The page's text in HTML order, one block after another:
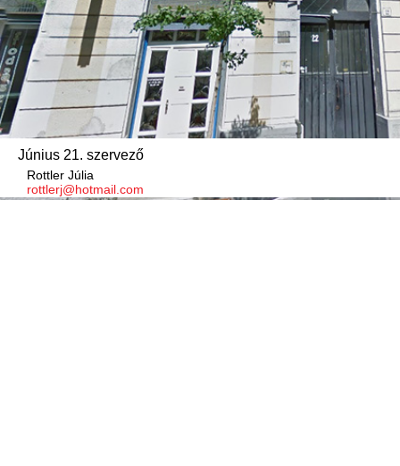
Június 21. szervező
Rottler Júlia
rottlerj@hotmail.com